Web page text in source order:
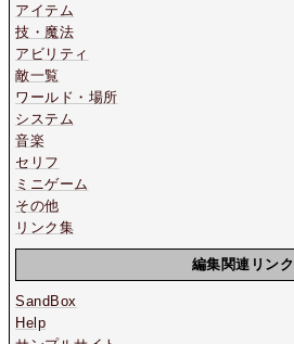
アイテム
技・魔法
アビリティ
敵一覧
ワールド・場所
システム
音楽
セリフ
ミニゲーム
その他
リンク集
編集関連リンク
SandBox
Help